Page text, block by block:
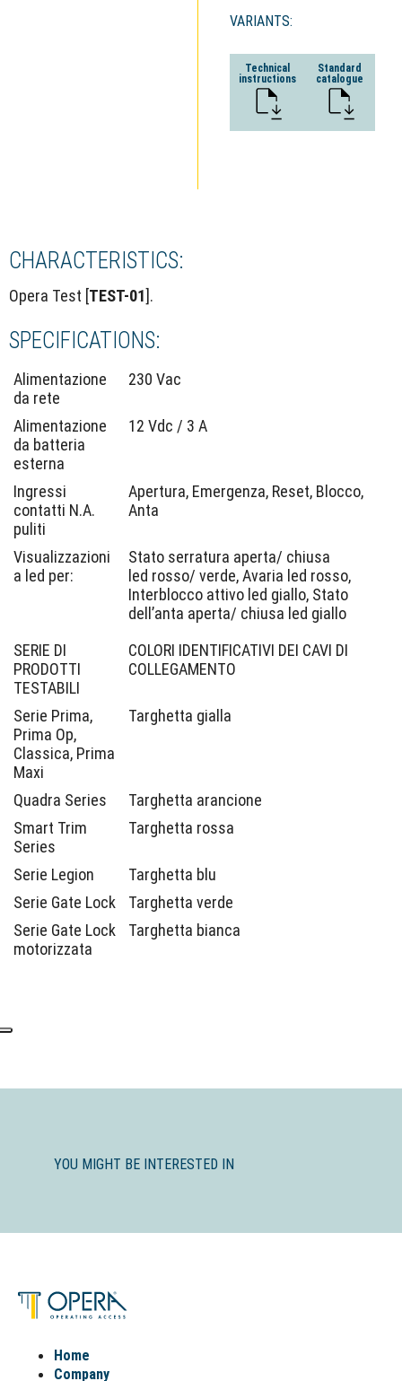
VARIANTS:
Technical
instructions
Standard
catalogue
CHARACTERISTICS:
Opera Test [TEST-01].
SPECIFICATIONS:
Alimentazione
da rete
230 Vac
Alimentazione
da batteria
esterna
12 Vdc / 3 A
Ingressi
contatti N.A.
puliti
Apertura, Emergenza, Reset, Blocco,
Anta
Visualizzazioni
a led per:
Stato serratura aperta/ chiusa
led rosso/ verde, Avaria led rosso,
Interblocco attivo led giallo, Stato
dell’anta aperta/ chiusa led giallo
SERIE DI
PRODOTTI
TESTABILI
COLORI IDENTIFICATIVI DEI CAVI DI
COLLEGAMENTO
Serie Prima,
Prima Op,
Classica, Prima
Maxi
Targhetta gialla
Quadra Series
Targhetta arancione
Smart Trim
Series
Targhetta rossa
Serie Legion
Targhetta blu
Serie Gate Lock
Targhetta verde
Serie Gate Lock
motorizzata
Targhetta bianca
YOU MIGHT BE INTERESTED IN
Home
Company